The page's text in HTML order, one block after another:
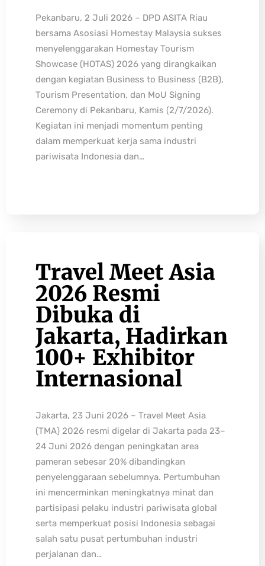
Pekanbaru, 2 Juli 2026 – DPD ASITA Riau
bersama Asosiasi Homestay Malaysia sukses
menyelenggarakan Homestay Tourism
Showcase (HOTAS) 2026 yang dirangkaikan
dengan kegiatan Business to Business (B2B),
Tourism Presentation, dan MoU Signing
Ceremony di Pekanbaru, Kamis (2/7/2026).
Kegiatan ini menjadi momentum penting
dalam memperkuat kerja sama industri
pariwisata Indonesia dan…
Travel Meet Asia
2026 Resmi
Dibuka di
Jakarta, Hadirkan
100+ Exhibitor
Internasional
Jakarta, 23 Juni 2026 – Travel Meet Asia
(TMA) 2026 resmi digelar di Jakarta pada 23–
24 Juni 2026 dengan peningkatan area
pameran sebesar 20% dibandingkan
penyelenggaraan sebelumnya. Pertumbuhan
ini mencerminkan meningkatnya minat dan
partisipasi pelaku industri pariwisata global
serta memperkuat posisi Indonesia sebagai
salah satu pusat pertumbuhan industri
perjalanan dan…